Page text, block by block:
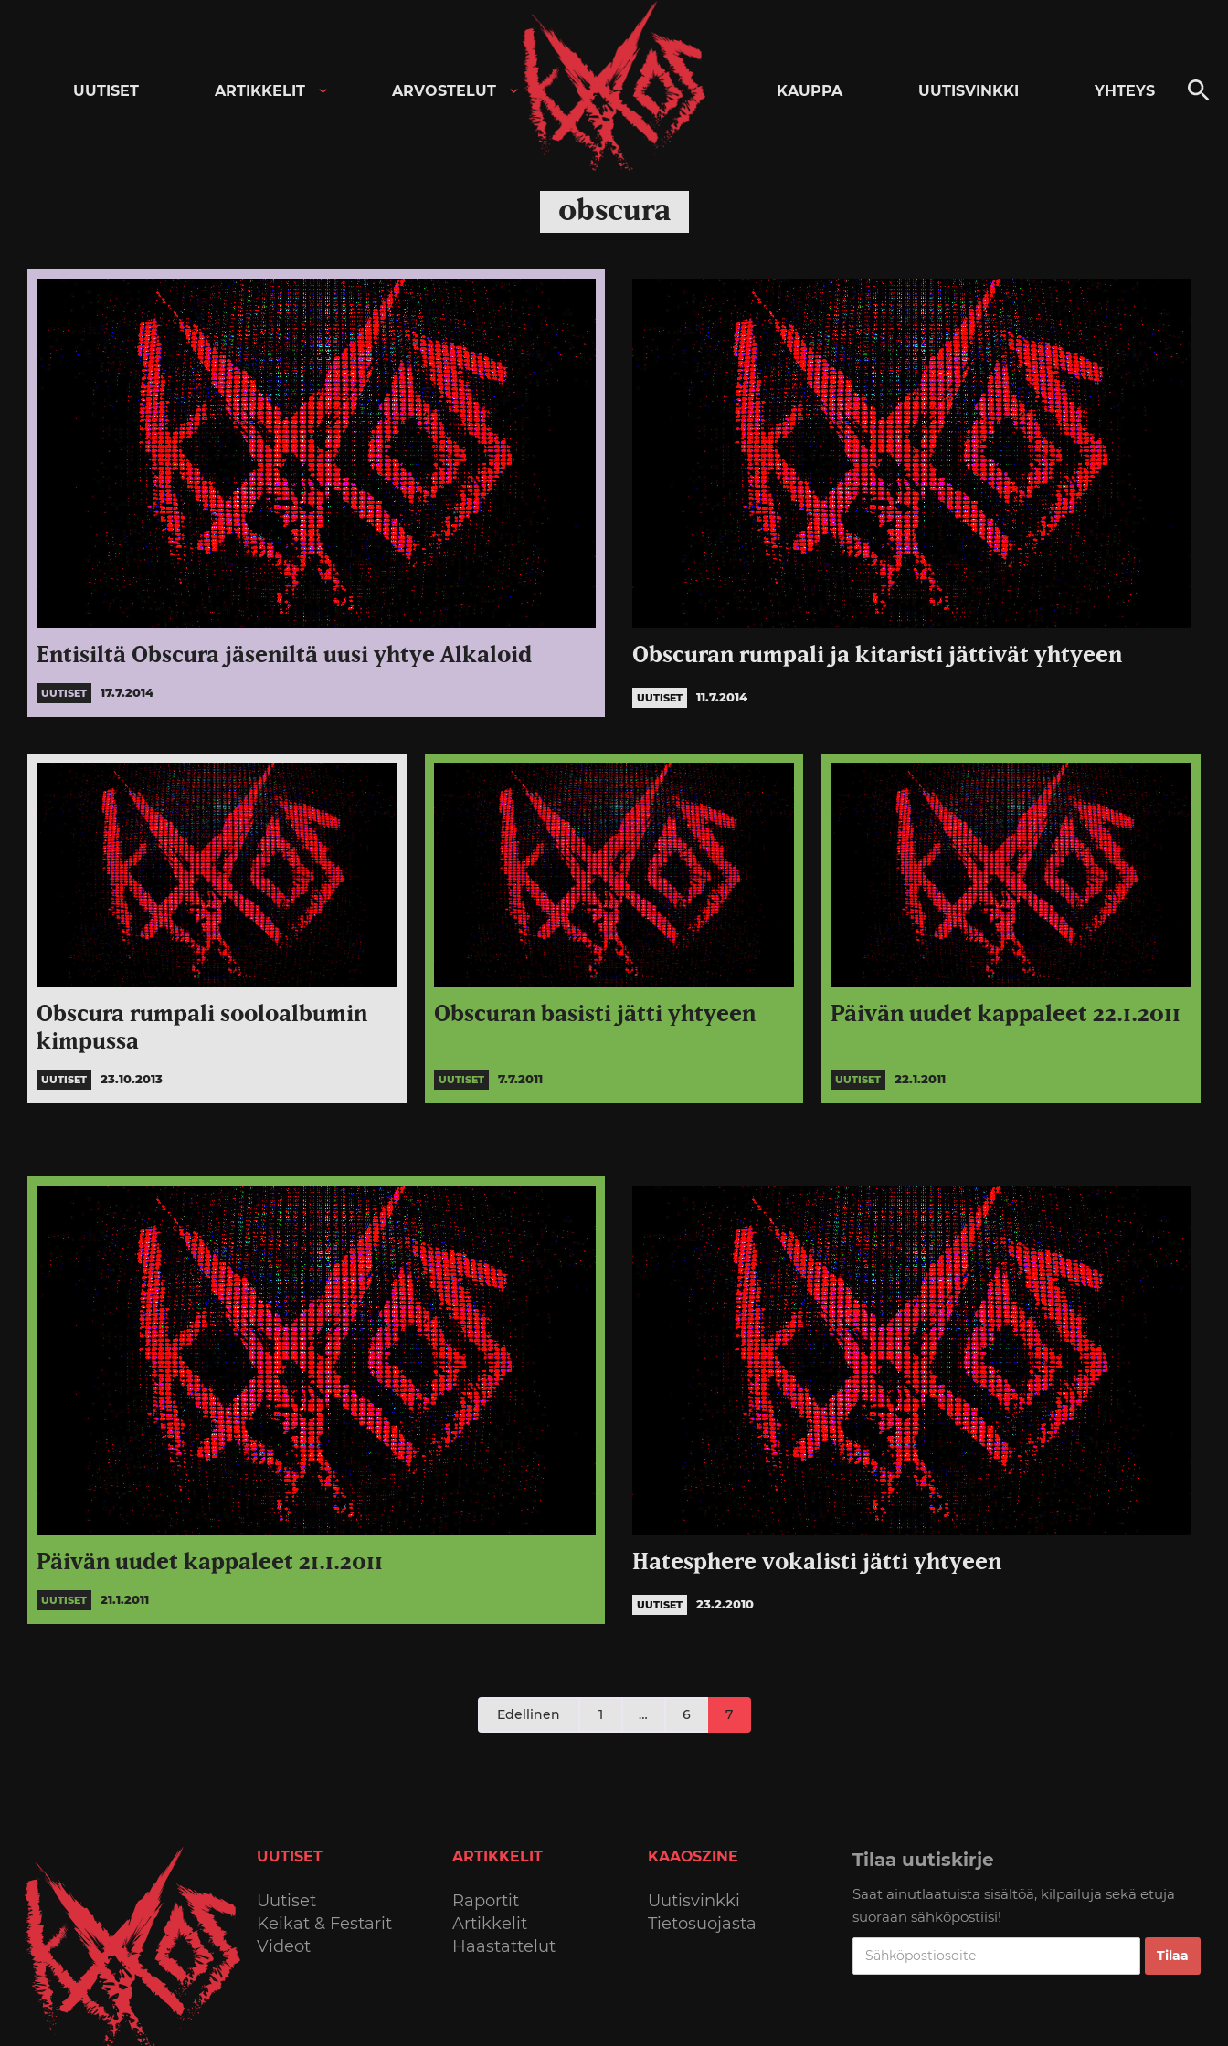
Kaaoszine
UUTISET ARTIKKELIT ARVOSTELUT KAUPPA UUTISVINKKI YHTEYS
obscura
Entisiltä Obscura jäseniltä uusi yhtye Alkaloid
UUTISET 17.7.2014
Obscuran rumpali ja kitaristi jättivät yhtyeen
UUTISET 11.7.2014
Obscura rumpali sooloalbumin
kimpussa
UUTISET 23.10.2013
Obscuran basisti jätti yhtyeen
UUTISET 7.7.2011
Päivän uudet kappaleet 22.1.2011
UUTISET 22.1.2011
Päivän uudet kappaleet 21.1.2011
UUTISET 21.1.2011
Hatesphere vokalisti jätti yhtyeen
UUTISET 23.2.2010
sivutus
Edellinen 1 … 6 7
UUTISET
Uutiset
Keikat & Festarit
Videot
ARTIKKELIT
Raportit
Artikkelit
Haastattelut
KAAOSZINE
Uutisvinkki
Tietosuojasta
Tilaa uutiskirje
Saat ainutlaatuista sisältöä, kilpailuja sekä etuja
suoraan sähköpostiisi!